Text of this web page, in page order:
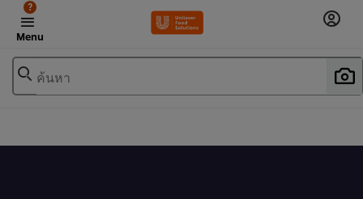
Menu
?
ค้นหา